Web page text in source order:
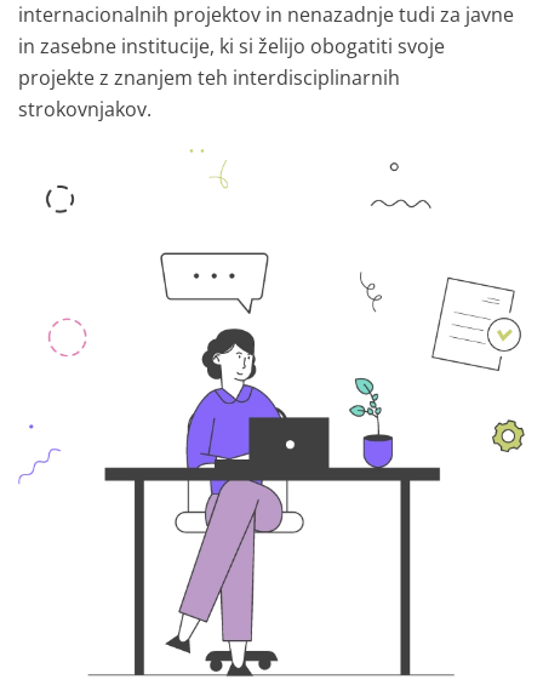
internacionalnih projektov in nenazadnje tudi za javne
in zasebne institucije, ki si želijo obogatiti svoje
projekte z znanjem teh interdisciplinarnih
strokovnjakov.